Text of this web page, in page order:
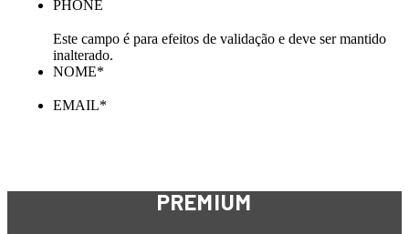
PHONE
Este campo é para efeitos de validação e deve ser mantido
inalterado.
NOME*
EMAIL*
PREMIUM